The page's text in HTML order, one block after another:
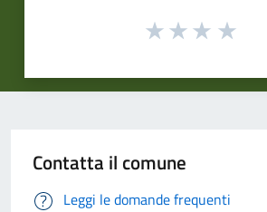
Contatta il comune
Leggi le domande frequenti